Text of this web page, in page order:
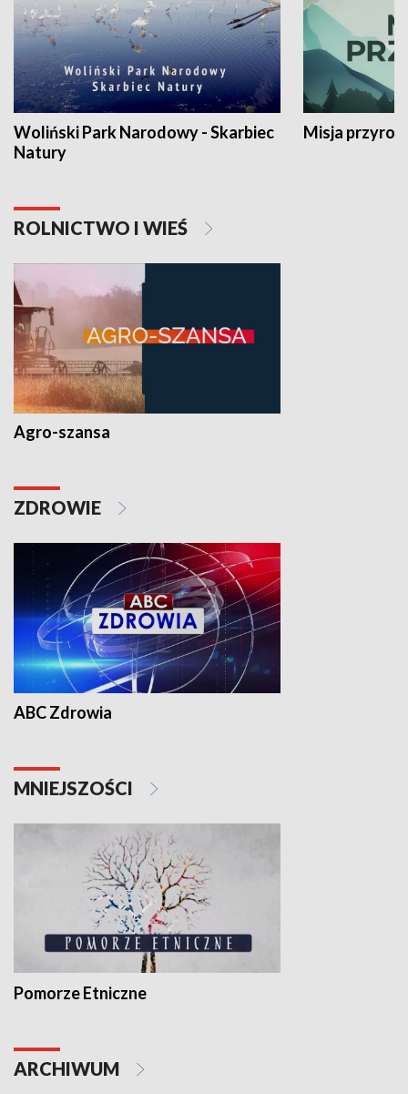
Woliński Park Narodowy - Skarbiec
Natury
Misja
ROLNICTWO I WIEŚ
Agro-szansa
ZDROWIE
ABC Zdrowia
MNIEJSZOŚCI
Pomorze Etniczne
ARCHIWUM